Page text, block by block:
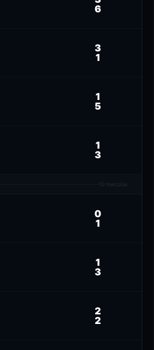
6
3
1
1
5
1
3
meczów
0
1
1
3
2
2